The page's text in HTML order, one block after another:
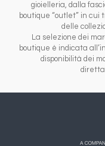
gioielleria, dalla
boutique “outlet” in cui
delle
La selezione dei
boutique è indicata
disponibilità dei